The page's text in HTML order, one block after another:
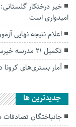
خیر درختکار
امیدواری است
اعلام نتیجه نهایی
تکمیل ۲۱ مدرسه خیرساز گنبدکاووس به ۶۱۰ میلیارد ریال اعتبار نیاز دارد
آمار بستری‌های
جديدترين ها
جانباختگان تصادفات